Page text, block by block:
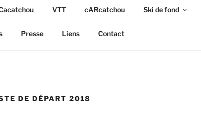
VTT cARcatchou Ski de fond
Presse Liens Contact
DE DÉPART 2018